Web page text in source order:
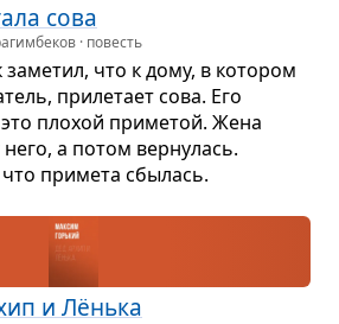
сова
· повесть
что к дому, в кото­ром
при­ле­тает сова. Его
пло­хой при­ме­той. Жена
а потом вер­ну­лась.
при­мета сбы­лась.
и Лёнька